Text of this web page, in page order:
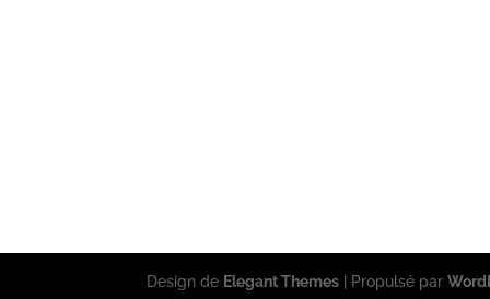
Design de Elegant Themes | Propulsé par